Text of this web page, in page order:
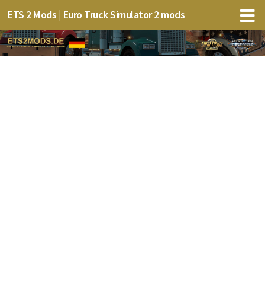
ETS 2 Mods | Euro Truck Simulator 2 mods